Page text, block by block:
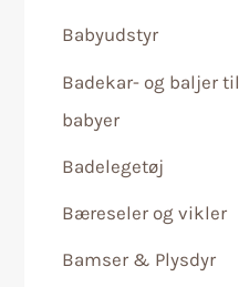
Babyudstyr
Badekar- og baljer til
babyer
Badelegetøj
Bæreseler og vikler
Bamser & Plysdyr